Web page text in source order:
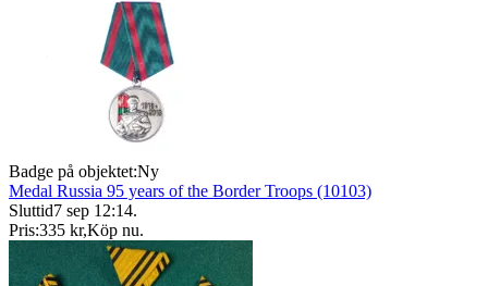
Badge på objektet:Ny
Medal Russia 95 years of the Border Troops (10103)
Sluttid7 sep 12:14.
Pris:335 kr,Köp nu.